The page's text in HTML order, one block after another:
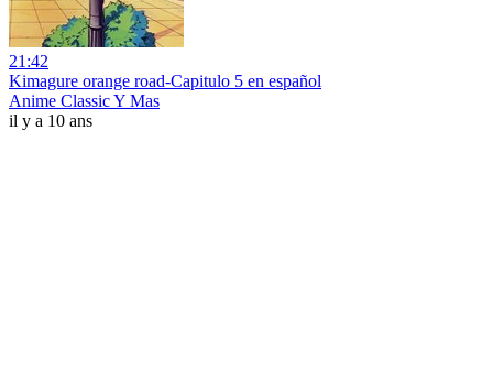
21:42
Kimagure orange road-Capitulo 5 en español
Anime Classic Y Mas
il y a 10 ans